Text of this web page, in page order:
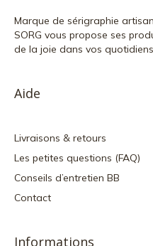
Marque de sérigraphie
SORG vous propose ses
de la joie dans vos
Aide
Livraisons & retours
Les petites questions (FAQ)
Conseils d’entretien BB
Contact
Informations